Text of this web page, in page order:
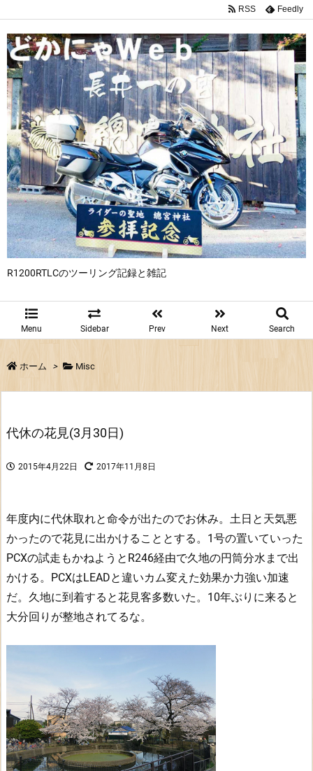
R1200RTLCのツーリング記録と雑記
Menu Sidebar Prev Next Search
RSS Feedly
ホーム > Misc
代休の花見(3月30日)
2015年4月22日 2017年11月8日
年度内に代休取れと命令が出たのでお休み。土日と天気悪
かったので花見に出かけることとする。1号の置いていった
PCXの試走もかねようとR246経由で久地の円筒分水まで出
かける。PCXはLEADと違いカム変えた効果か力強い加速
だ。久地に到着すると花見客多数いた。10年ぶりに来ると
大分回りが整地されてるな。